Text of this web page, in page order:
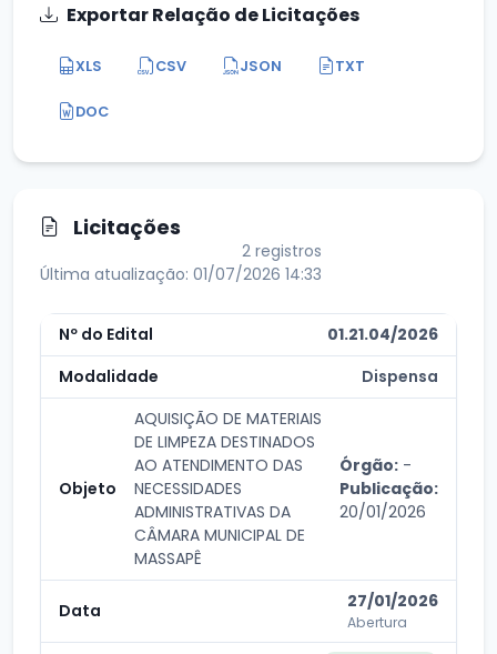
Exportar Relação de Licitações
XLS CSV JSON TXT
DOC
Licitações
2 registros
Última atualização: 01/07/2026 14:33
01.21.04/2026
Dispensa
AQUISIÇÃO DE MATERIAIS
DE LIMPEZA DESTINADOS
AO ATENDIMENTO DAS
NECESSIDADES
ADMINISTRATIVAS DA
CÂMARA MUNICIPAL DE
MASSAPÊ
Órgão: -
Publicação:
20/01/2026
27/01/2026
Abertura